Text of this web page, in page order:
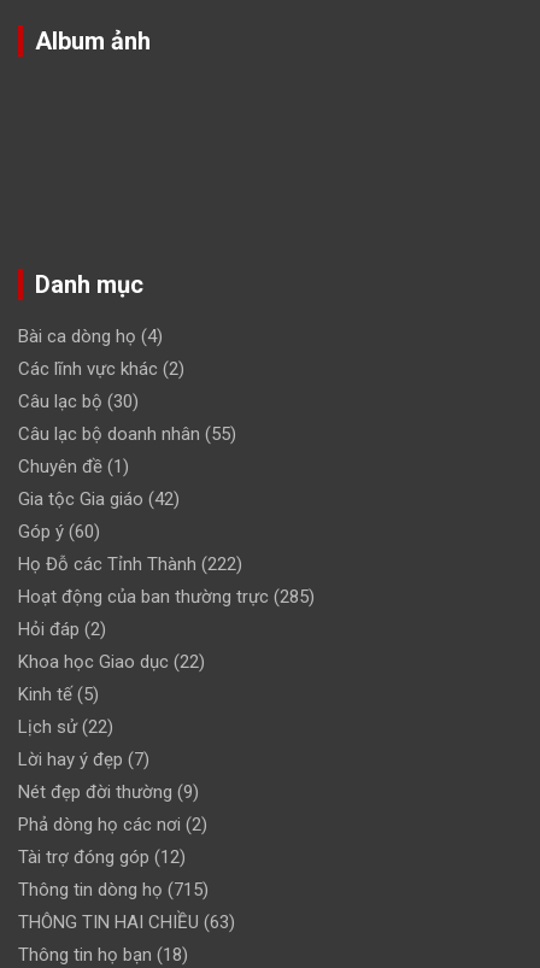
Album ảnh
Danh mục
Bài ca dòng họ (4)
Các lĩnh vực khác (2)
Câu lạc bộ (30)
Câu lạc bộ doanh nhân (55)
Chuyên đề (1)
Gia tộc Gia giáo (42)
Góp ý (60)
Họ Đỗ các Tỉnh Thành (222)
Hoạt động của ban thường trực (285)
Hỏi đáp (2)
Khoa học Giao dục (22)
Kinh tế(5)
Lịch sử(22)
Lời hay ý đẹp (7)
Nét đẹp đời thường (9)
Phả dòng họ các nơi (2)
Tài trợ đóng góp (12)
Thông tin dòng họ (715)
THÔNG TIN HAI CHIỀU (63)
Thông tin họ bạn (18)